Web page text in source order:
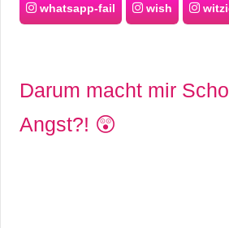
whatsapp-fail wish
Darum macht mir
Angst?! 😲